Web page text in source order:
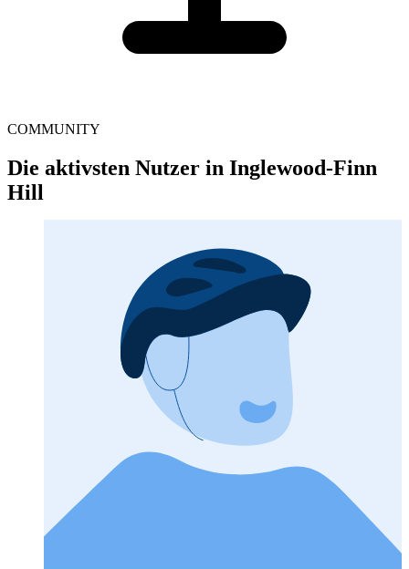
COMMUNITY
Die aktivsten Nutzer in Inglewood-Finn
Hill